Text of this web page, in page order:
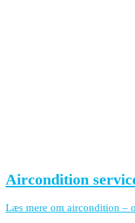
Aircondition
Læs mere om aircondition –